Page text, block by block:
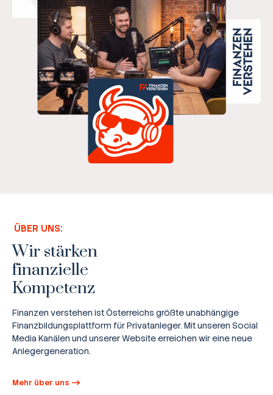
ÜBER UNS:
Wir stärken
finanzielle
Kompetenz
Finanzen verstehen ist Österreichs größte unabhängige
Finanzbildungsplattform für Privatanleger. Mit unseren Social
Media Kanälen und unserer Website erreichen wir eine neue
Anlegergeneration.
Mehr über uns